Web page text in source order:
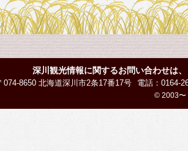
深川観光情報に関するお問い合わせは、
074-8650 北海道深川市2条17番17号 電話：0164-
© 2003〜